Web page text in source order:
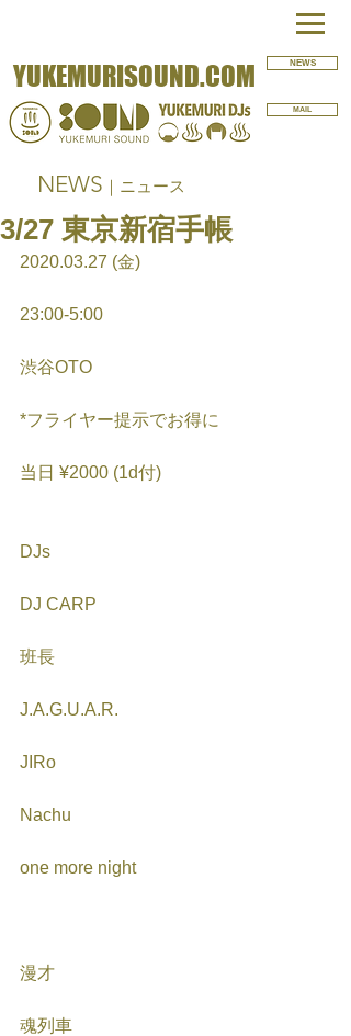
YUKEMURISOUND.COM NEWS
MAIL
NEWS ｜ニュース
3/27 東京新宿手帳
2020.03.27 (金)
23:00-5:00
渋谷OTO
*フライヤー提示でお得に
当日 ¥2000 (1d付)
DJs
DJ CARP
班長
J.A.G.U.A.R.
JIRo
Nachu
one more night
漫才
魂列車